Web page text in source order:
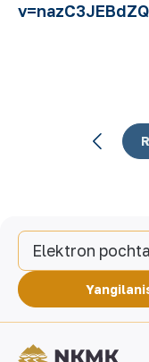
v=nazC3JEBdZQ
Elektron